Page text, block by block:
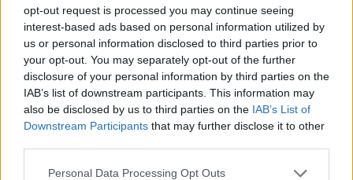
opt-out request is processed you may continue seeing
interest-based ads based on personal information utilized by
us or personal information disclosed to third parties prior to
your opt-out. You may separately opt-out of the further
disclosure of your personal information by third parties on the
IAB’s list of downstream participants. This information may
also be disclosed by us to third parties on the IAB’s List of
Downstream Participants that may further disclose it to other
Please note that this website/app uses one or more Google
Personal Data Processing Opt Outs
Jön még kép!